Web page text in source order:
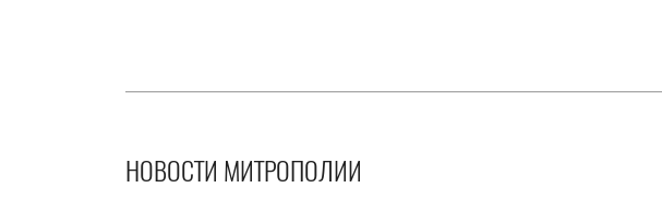
НОВОСТИ МИТРОПОЛИИ